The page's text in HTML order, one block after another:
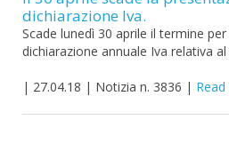
dichiarazione Iva.
Scade lunedì 30 aprile il termine
dichiarazione annuale Iva relativa al
| 27.04.18 | Notizia n. 3836 |